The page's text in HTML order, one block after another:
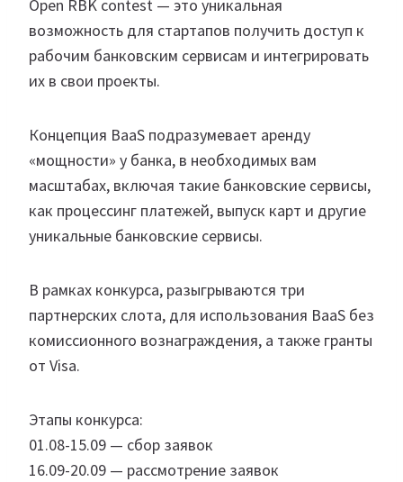
Open RBK contest — это уникальная
возможность для стартапов получить доступ к
рабочим банковским сервисам и интегрировать
их в свои проекты.
Концепция BaaS подразумевает аренду
«мощности» у банка, в необходимых вам
масштабах, включая такие банковские сервисы,
как процессинг платежей, выпуск карт и другие
уникальные банковские сервисы.
В рамках конкурса, разыгрываются три
партнерских слота, для использования BaaS без
комиссионного вознаграждения, а также гранты
от Visa.
Этапы конкурса:
01.08-15.09 — сбор заявок
16.09-20.09 — рассмотрение заявок